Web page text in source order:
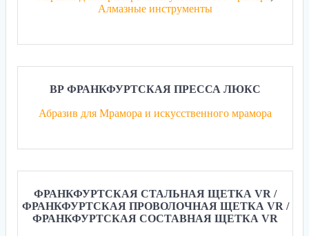
Алмазные инструменты
ВР ФРАНКФУРТСКАЯ ПРЕССА ЛЮКС
Абразив для Мрамора и искусственного мрамора
ФРАНКФУРТСКАЯ СТАЛЬНАЯ ЩЕТКА VR /
ФРАНКФУРТСКАЯ ПРОВОЛОЧНАЯ ЩЕТКА VR /
ФРАНКФУРТСКАЯ СОСТАВНАЯ ЩЕТКА VR